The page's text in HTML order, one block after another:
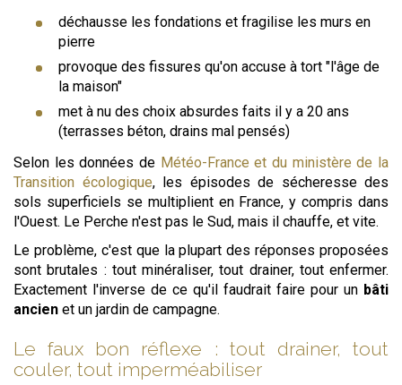
déchausse les fondations et fragilise les murs en
pierre
provoque des fissures qu'on accuse à tort "l'âge de
la maison"
met à nu des choix absurdes faits il y a 20 ans
(terrasses béton, drains mal pensés)
Selon les données de Météo-France et du ministère de la
Transition écologique, les épisodes de sécheresse des
sols superficiels se multiplient en France, y compris dans
l'Ouest. Le Perche n'est pas le Sud, mais il chauffe, et vite.
Le problème, c'est que la plupart des réponses proposées
sont brutales : tout minéraliser, tout drainer, tout enfermer.
Exactement l'inverse de ce qu'il faudrait faire pour un bâti
ancien et un jardin de campagne.
Le faux bon réflexe : tout drainer, tout
couler, tout imperméabiliser